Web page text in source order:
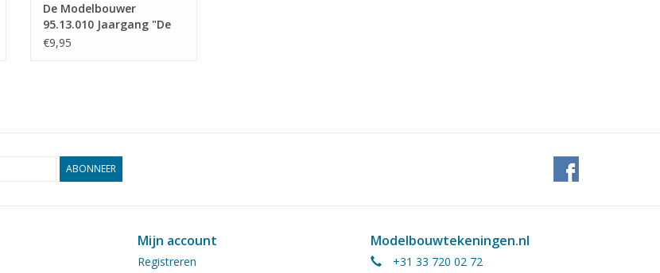
De Modelbouwer
95.13.010 Jaargang "De
Modelbouwer" Editie :
€9,95
ABONNEER
Mijn account
Registreren
Modelbouwtekeningen.nl
+31 33 720 02 72